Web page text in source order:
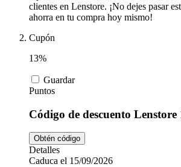
El Corte
Inglés
clientes en Lenstore. ¡No dejes pasar
ahorra en tu compra hoy mismo!
Cupón
13%
Guardar
Puntos
Código de descuento Lenstore
Obtén código
Detalles
Caduca el 15/09/2026